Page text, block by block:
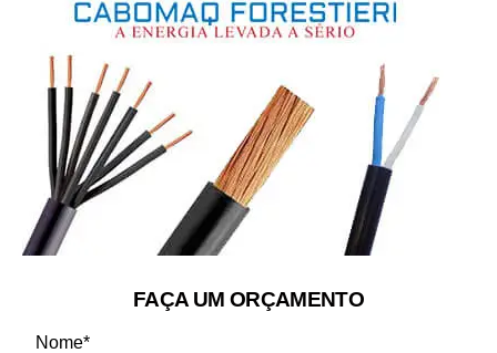
FAÇA UM ORÇAMENTO
Nome*